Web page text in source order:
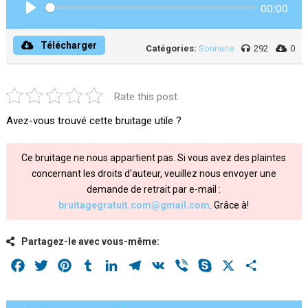
00:00
Télécharger Catégories: Sonnerie 292 0
Rate this post
Avez-vous trouvé cette bruitage utile ?
Ce bruitage ne nous appartient pas. Si vous avez des plaintes
concernant les droits d'auteur, veuillez nous envoyer une
demande de retrait par e-mail :
bruitagegratuit.com@gmail.com . Grâce à!
Partagez-le avec vous-même:
Facebook
Twitter PinterestTumblrLinkedInTelegram
VK Viber Skype